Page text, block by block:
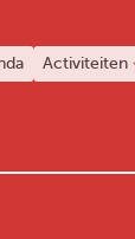
Activiteiten